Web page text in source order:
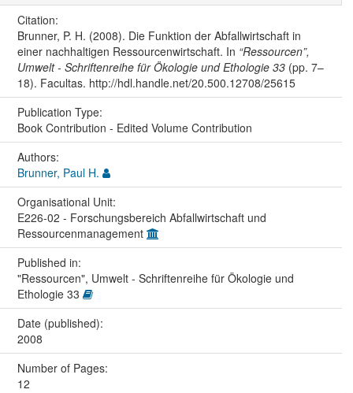
Citation:
Brunner, P. H. (2008). Die Funktion der Abfallwirtschaft in
einer nachhaltigen Ressourcenwirtschaft. In “Ressourcen”,
Umwelt - Schriftenreihe für Ökologie und Ethologie 33(pp. 7–
18). Facultas. http://hdl.handle.net/20.500.12708/25615
Publication Type:
Book Contribution - Edited Volume Contribution
Authors:
Brunner, Paul H.
Organisational Unit:
E226-02 - Forschungsbereich Abfallwirtschaft und
Ressourcenmanagement
Published in:
"Ressourcen", Umwelt - Schriftenreihe für Ökologie und
Ethologie 33
Date (published):
2008
Number of Pages:
12